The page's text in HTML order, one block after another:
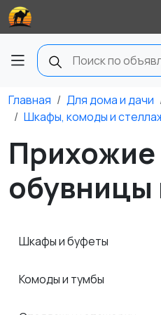
Главная Для дома и дачи
Шкафы, комоды и
Прихожие
обувницы
Шкафы и буфеты
Комоды и тумбы